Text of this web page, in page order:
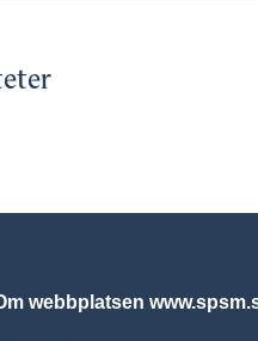
webbplatsen